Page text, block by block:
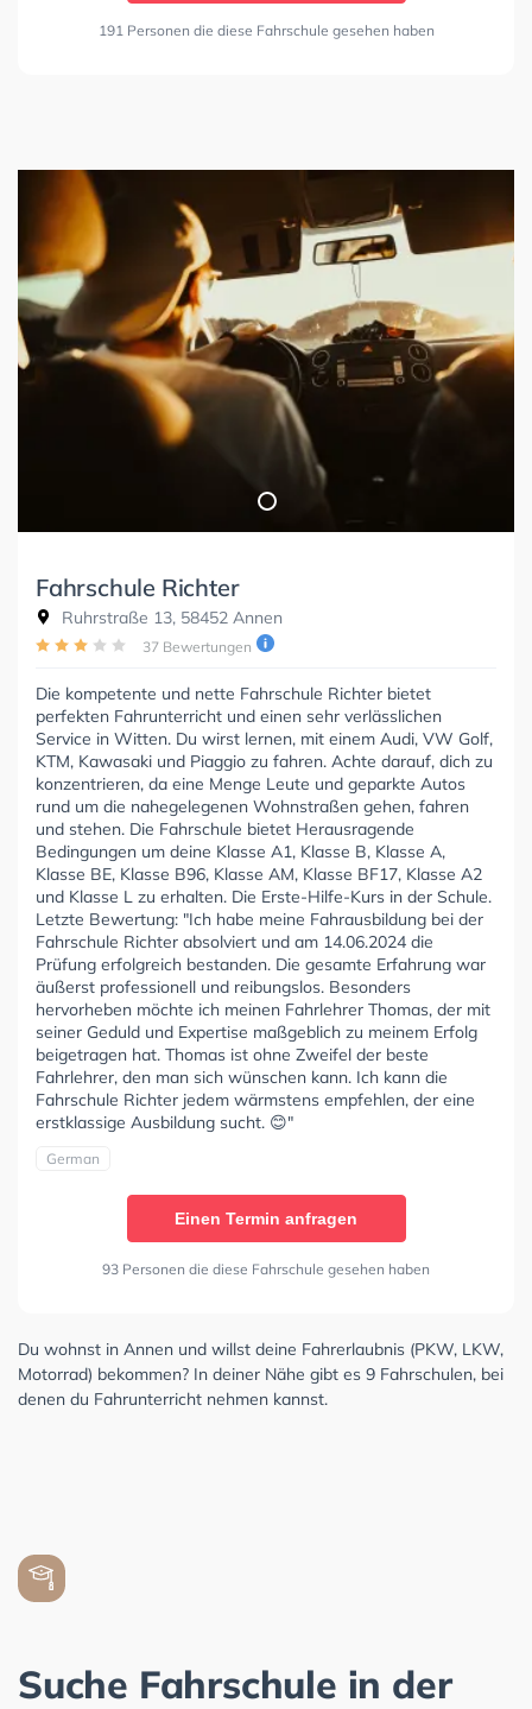
191 Personen die diese Fahrschule gesehen haben
Fahrschule Richter
Ruhrstraße 13, 58452 Annen
37 Bewertungen
Die kompetente und nette Fahrschule Richter bietet
perfekten Fahrunterricht und einen sehr verlässlichen
Service in Witten. Du wirst lernen, mit einem Audi, VW Golf,
KTM, Kawasaki und Piaggio zu fahren. Achte darauf, dich zu
konzentrieren, da eine Menge Leute und geparkte Autos
rund um die nahegelegenen Wohnstraßen gehen, fahren
und stehen. Die Fahrschule bietet Herausragende
Bedingungen um deine Klasse A1, Klasse B, Klasse A,
Klasse BE, Klasse B96, Klasse AM, Klasse BF17, Klasse A2
und Klasse L zu erhalten. Die Erste-Hilfe-Kurs in der Schule.
Letzte Bewertung: "Ich habe meine Fahrausbildung bei der
Fahrschule Richter absolviert und am 14.06.2024 die
Prüfung erfolgreich bestanden. Die gesamte Erfahrung war
äußerst professionell und reibungslos. Besonders
hervorheben möchte ich meinen Fahrlehrer Thomas, der mit
seiner Geduld und Expertise maßgeblich zu meinem Erfolg
beigetragen hat. Thomas ist ohne Zweifel der beste
Fahrlehrer, den man sich wünschen kann. Ich kann die
Fahrschule Richter jedem wärmstens empfehlen, der eine
erstklassige Ausbildung sucht. 😊"
German
Einen Termin anfragen
93 Personen die diese Fahrschule gesehen haben
Du wohnst in Annen und willst deine Fahrerlaubnis (PKW, LKW,
Motorrad) bekommen? In deiner Nähe gibt es 9 Fahrschulen, bei
denen du Fahrunterricht nehmen kannst.
Suche Fahrschule in der